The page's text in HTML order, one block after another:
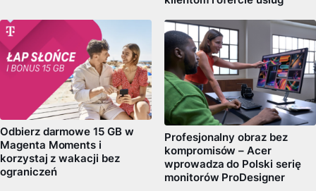
Odbierz darmowe 15 GB w
Magenta Moments i
korzystaj z wakacji bez
ograniczeń
Profesjonalny obraz bez
kompromisów – Acer
wprowadza do Polski serię
monitorów ProDesigner